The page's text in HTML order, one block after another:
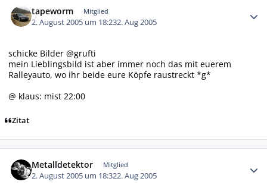
tapeworm Mitglied
2. August 2005 um 18:232. Aug 2005
schicke Bilder @grufti
mein Lieblingsbild ist aber immer noch das mit euerem
Ralleyauto, wo ihr beide eure Köpfe raustreckt *g*
@ klaus: mist 22:00
Zitat
Metalldetektor Mitglied
2. August 2005 um 18:322. Aug 2005